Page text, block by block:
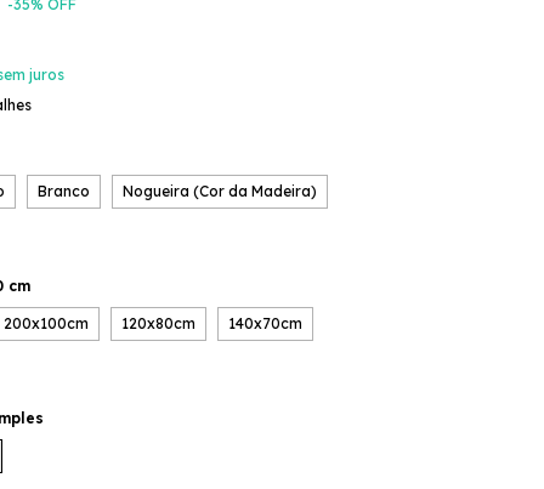
-35% OFF
juros
Branco Nogueira (Cor da Madeira)
cm
200x100cm 120x80cm 140x70cm